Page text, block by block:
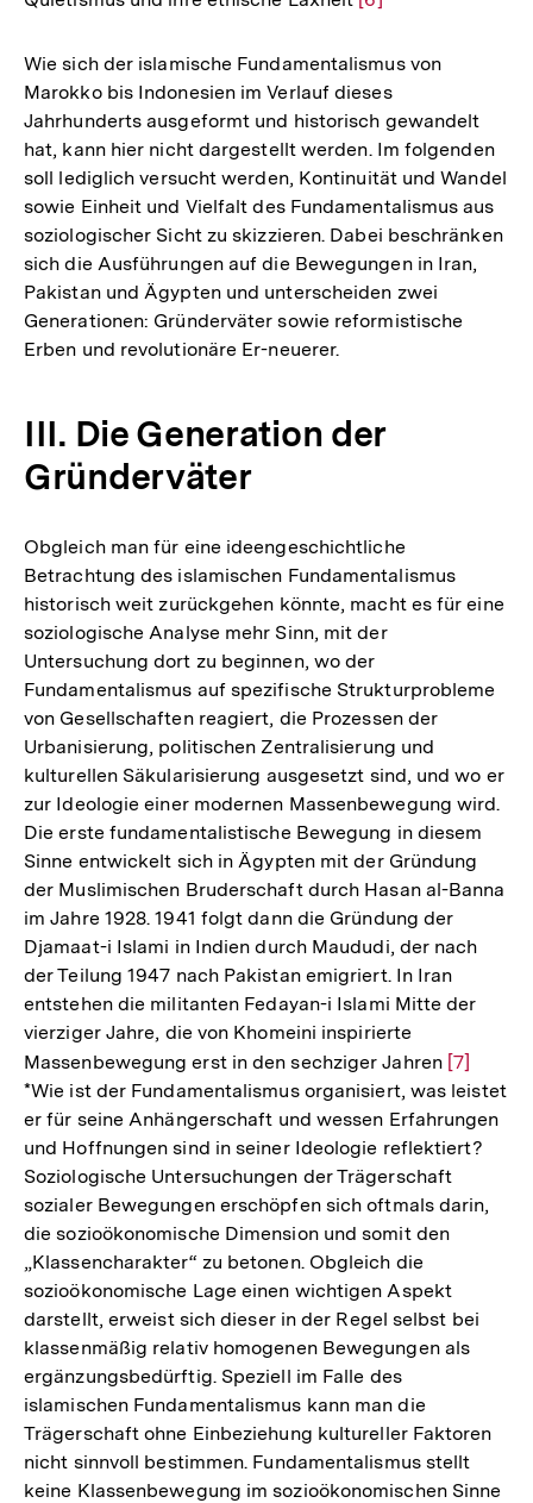
der
Fußnote
Wie sich der islamische Fundamentalismus von
Marokko bis Indonesien im Verlauf dieses
Jahrhunderts ausgeformt und historisch gewandelt
hat, kann hier nicht dargestellt werden. Im folgenden
soll lediglich versucht werden, Kontinuität und Wandel
sowie Einheit und Vielfalt des Fundamentalismus aus
soziologischer Sicht zu skizzieren. Dabei beschränken
sich die Ausführungen auf die Bewegungen in Iran,
Pakistan und Ägypten und unterscheiden zwei
Generationen: Gründerväter sowie reformistische
Erben und revolutionäre Er-neuerer.
III. Die Generation der
Gründerväter
Obgleich man für eine ideengeschichtliche
Betrachtung des islamischen Fundamentalismus
historisch weit zurückgehen könnte, macht es für eine
soziologische Analyse mehr Sinn, mit der
Untersuchung dort zu beginnen, wo der
Fundamentalismus auf spezifische Strukturprobleme
von Gesellschaften reagiert, die Prozessen der
Urbanisierung, politischen Zentralisierung und
kulturellen Säkularisierung ausgesetzt sind, und wo er
zur Ideologie einer modernen Massenbewegung wird.
Die erste fundamentalistische Bewegung in diesem
Sinne entwickelt sich in Ägypten mit der Gründung
der Muslimischen Bruderschaft durch Hasan al-Banna
im Jahre 1928. 1941 folgt dann die Gründung der
Djamaat-i Islami in Indien durch Maududi, der nach
der Teilung 1947 nach Pakistan emigriert. In Iran
entstehen die militanten Fedayan-i Islami Mitte der
vierziger Jahre, die von Khomeini inspirierte
Massenbewegung erst in den sechziger Jahren Zur
der
Fußnote
[7]
*Wie ist der Fundamentalismus organisiert, was leistet
er für seine Anhängerschaft und wessen Erfahrungen
und Hoffnungen sind in seiner Ideologie reflektiert?
Soziologische Untersuchungen der Trägerschaft
sozialer Bewegungen erschöpfen sich oftmals darin,
die sozioökonomische Dimension und somit den
„Klassencharakter“ zu betonen. Obgleich die
sozioökonomische Lage einen wichtigen Aspekt
darstellt, erweist sich dieser in der Regel selbst bei
klassenmäßig relativ homogenen Bewegungen als
ergänzungsbedürftig. Speziell im Falle des
islamischen Fundamentalismus kann man die
Trägerschaft ohne Einbeziehung kultureller Faktoren
nicht sinnvoll bestimmen. Fundamentalismus stellt
keine Klassenbewegung im sozioökonomischen Sinne